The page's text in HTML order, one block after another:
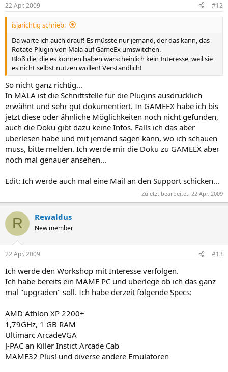
22 Apr. 2009 #12
isjarichtig schrieb:
Da warte ich auch drauf! Es müsste nur jemand, der das kann, das
Rotate-Plugin von Mala auf GameEx umswitchen.
Bloß die, die es können haben warscheinlich kein Interesse, weil sie
es nicht selbst nutzen wollen! Verständlich!
So nicht ganz richtig...
In MALA ist die Schnittstelle für die Plugins ausdrücklich
erwähnt und sehr gut dokumentiert. In GAMEEX habe ich bis
jetzt diese oder ähnliche Möglichkeiten noch nicht gefunden,
auch die Doku gibt dazu keine Infos. Falls ich das aber
überlesen habe und mit jemand sagen kann, wo ich schauen
muss, bitte melden. Ich werde mir die Doku zu GAMEEX aber
noch mal genauer ansehen...
Edit: Ich werde auch mal eine Mail an den Support schicken...
Zuletzt bearbeitet: 22 Apr. 2009
R Rewaldus
New member
22 Apr. 2009 #13
Ich werde den Workshop mit Interesse verfolgen.
Ich habe bereits ein MAME PC und überlege ob ich das ganz
mal "upgraden" soll. Ich habe derzeit folgende Specs:
AMD Athlon XP 2200+
1,79GHz, 1 GB RAM
Ultimarc ArcadeVGA
J-PAC an Killer Instict Arcade Cab
MAME32 Plus! und diverse andere Emulatoren